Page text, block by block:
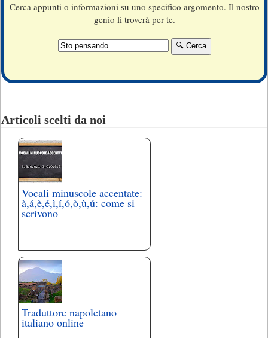
Cerca appunti o informazioni su uno specifico argomento. Il nostro
genio li troverà per te.
Articoli scelti da noi
Vocali minuscole accentate:
à,á,è,é,ì,í,ó,ò,ù,ú: come si
scrivono
Traduttore napoletano
italiano online